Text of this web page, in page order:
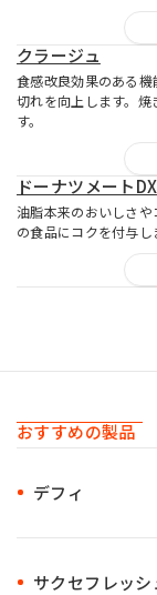
クラージュ
食感改良効果のある
切れを向上します。
す。
ドーナツメートDX
油脂本来のおいしさ
の食品にコクを付与し
おすすめの製品
デフィ
サクセフレッシ